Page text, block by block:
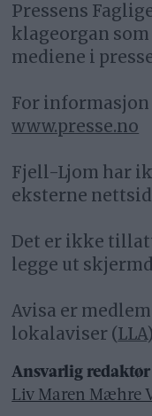
Pressens
klageorgan
mediene i
For informasjon
www.presse.no
Fjell-Ljom har
eksterne
Det er ikke
legge ut
Avisa er
lokalaviser (LLA)
Ansvarlig
Liv Maren Mæhre